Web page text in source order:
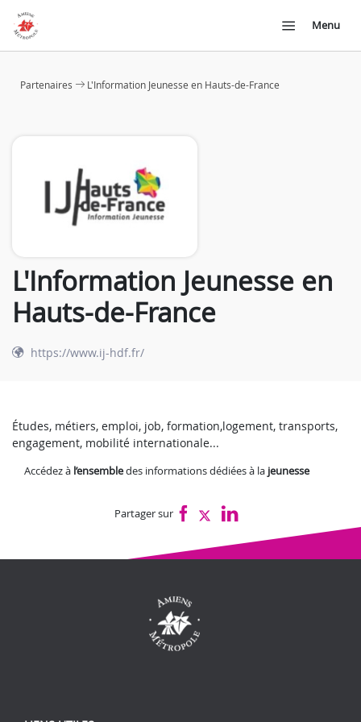
Menu
Partenaires L'Information Jeunesse en Hauts-de-France
L'Information Jeunesse en
Hauts-de-France
https://www.ij-hdf.fr/
Études, métiers, emploi, job, formation,logement, transports,
engagement, mobilité internationale...
Accédez à l’ensembledes informations dédiées à la jeunesse
Partager sur